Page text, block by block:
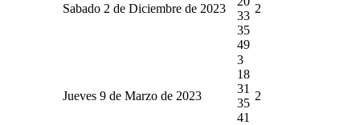
Sabado 2 de Diciembre de 2023
33
35
49
2
Jueves 9 de Marzo de 2023
3
18
31
35
41
2